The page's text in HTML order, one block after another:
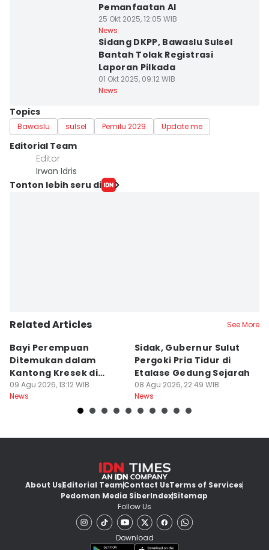
Pemanfaatan AI
25 Okt 2025, 12:05 WIB
News
Sidang DKPP, Bawaslu Sulsel
Bantah Tolak Registrasi
Laporan Pilkada
01 Okt 2025, 09:12 WIB
News
Topics
Bawaslu sulsel Pemilu 2029 Update me
Editorial Team
Editor
Irwan Idris
Tonton lebih seru di
Related Articles See More
Bayi Perempuan
Ditemukan dalam
Kantong Kresek di
Pinggir Jalan Gowa
09 Agu 2026, 13:12 WIB
News
Sidak, Gubernur Sulut
Pergoki Pria Tidur di
Etalase Gedung Sejarah
08 Agu 2026, 22:49 WIB
News
About UsEditorial TeamContact UsTerms of Services
Pedoman Media SiberIndexSitemap
Follow Us
Download